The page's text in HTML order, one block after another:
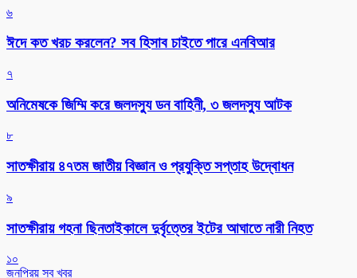
৬
ঈদে কত খরচ করলেন? সব হিসাব চাইতে পারে এনবিআর
৭
অনিমেষকে জিম্মি করে জলদস্যু ডন বাহিনী, ৩ জলদস্যু আটক
৮
সাতক্ষীরায় ৪৭তম জাতীয় বিজ্ঞান ও প্রযুক্তি সপ্তাহ উদ্বোধন
৯
সাতক্ষীরায় গহনা ছিনতাইকালে দুর্বৃত্তের ইটের আঘাতে নারী নিহত
১০
জনপ্রিয় সব খবর